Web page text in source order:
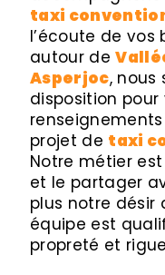
taxi
l’écoute de vos
autour de
Asperjoc, nous
disposition
projet de taxi
Notre métier
et le partager
plus notre désir
équipe est
propreté et